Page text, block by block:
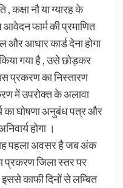
कक्षा नौ या ग्यारह के
फार्म की प्रमाणित
और आधार कार्ड देना होगा
गया है , उसे छोड़कर
प्रकरण का निस्तारण
में उपरोक्त के अलावा
का घोषणा अनुबंध पत्र और
होगा ।
यह पहला अवसर है जब अंक
प्रकरण जिला स्तर पर
काफी दिनों से लम्बित